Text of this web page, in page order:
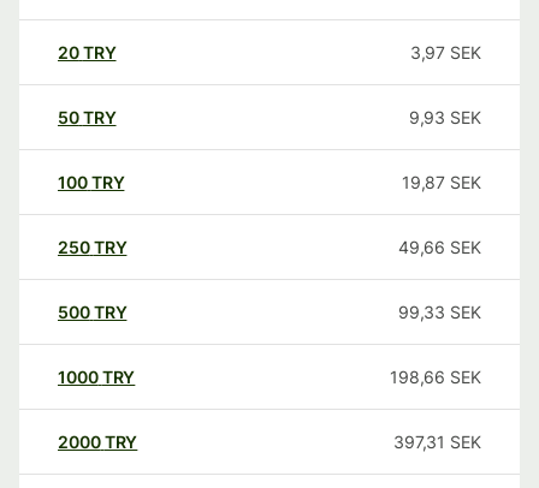
20TRY 3,97 SEK
50TRY 9,93 SEK
100TRY 19,87 SEK
250TRY 49,66 SEK
500TRY 99,33 SEK
1000TRY 198,66 SEK
2000TRY 397,31 SEK